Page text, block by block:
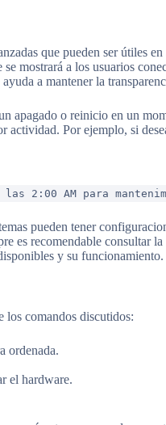
que pueden ser útiles
mostrará a los usuarios
a mantener la
apagado o reinicio en un
actividad. Por ejemplo, si
2:00 AM para
pueden tener
es recomendable consultar
y su funcionamiento.
los comandos discutidos:
ordenada.
el hardware.